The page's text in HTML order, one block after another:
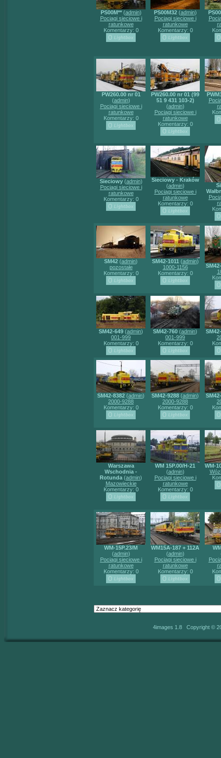
PS00M**(admin)
Pociągi sieciowe i
ratunkowe
Komentarzy: 0
PS00M32(admin)
Pociągi sieciowe i
ratunkowe
Komentarzy: 0
PW260.00 nr 01
(admin)
Pociągi sieciowe i
ratunkowe
Komentarzy: 0
PW260.00 nr 01 (99
51 9 431 103-2)
(admin)
Pociągi sieciowe i
ratunkowe
Komentarzy: 0
Sieciowy(admin)
Pociągi sieciowe i
ratunkowe
Komentarzy: 0
Sieciowy - Kraków
(admin)
Pociągi sieciowe i
ratunkowe
Komentarzy: 0
SM42 (admin)
pozostałe
Komentarzy: 0
SM42-1011 (admin)
1000-1156
Komentarzy: 0
SM42-649 (admin)
001-999
Komentarzy: 0
SM42-760 (admin)
001-999
Komentarzy: 0
SM42-8382 (admin)
2000-9288
Komentarzy: 0
SM42-9288 (admin)
2000-9288
Komentarzy: 0
Warszawa
Wschodnia -
Rotunda (admin)
Mazowieckie
Komentarzy: 0
WM 15P.00/H-21
(admin)
Pociągi sieciowe i
ratunkowe
Komentarzy: 0
WM-
WM-15P.23/M
(admin)
Pociągi sieciowe i
ratunkowe
Komentarzy: 0
WM15A-187 + 112A
(admin)
Pociągi sieciowe i
ratunkowe
Komentarzy: 0
4images 1.8 Copyright ©